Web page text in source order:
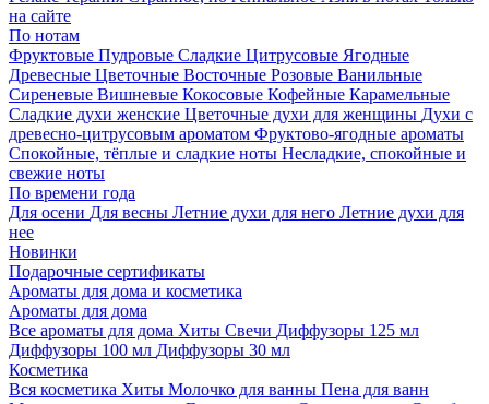
на сайте
По нотам
Фруктовые Пудровые Сладкие Цитрусовые Ягодные
Древесные Цветочные Восточные Розовые Ванильные
Сиреневые Вишневые Кокосовые Кофейные Карамельные
Сладкие духи женские Цветочные духи для женщины Духи с
древесно-цитрусовым ароматом Фруктово-ягодные ароматы
Спокойные, тёплые и сладкие ноты Несладкие, спокойные и
свежие ноты
По времени года
Для осени Для весны Летние духи для него Летние духи для
нее
Новинки
Подарочные сертификаты
Ароматы для дома и косметика
Ароматы для дома
Все ароматы для дома Хиты Свечи Диффузоры 125 мл
Диффузоры 100 мл Диффузоры 30 мл
Косметика
Вся косметика Хиты Молочко для ванны Пена для ванн